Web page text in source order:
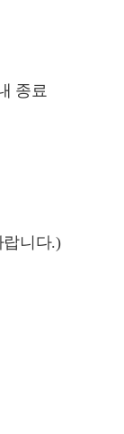
종료
니다.)